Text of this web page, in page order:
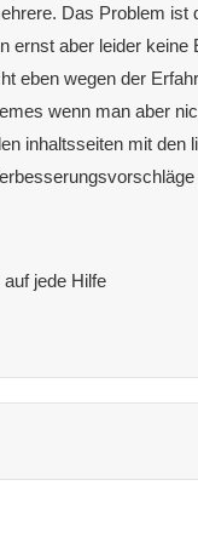
Das Problem
ernst aber leider keine
eben wegen der
wenn man aber
inhaltsseiten mit den
jede Hilfe